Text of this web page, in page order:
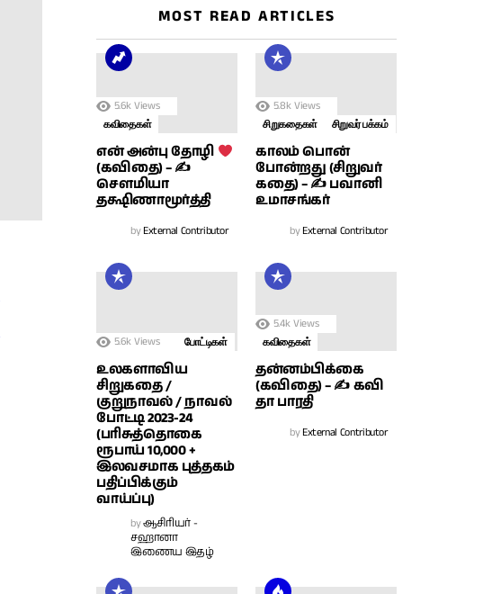
MOST READ ARTICLES
5.6k Views
கவிதைகள்
என் அன்பு தோழி
(கவிதை) – ✍
சௌமியா
தக்ஷிணாமூர்த்தி
byExternal Contributor
5.8k Views
சிறுகதைகள் சிறுவர் பக்கம்
காலம் பொன்
போன்றது (சிறுவர்
கதை) – ✍ பவானி
உமாசங்கர்
byExternal Contributor
5.6k Views போட்டிகள்
உலகளாவிய
சிறுகதை /
குறுநாவல் / நாவல்
போட்டி 2023-24
(பரிசுத்தொகை
ரூபாய் 10,000 +
இலவசமாக புத்தகம்
பதிப்பிக்கும்
வாய்ப்பு)
byஆசிரியர் -
சஹானா
இணைய இதழ்
5.4k Views
கவிதைகள்
தன்னம்பிக்கை
(கவிதை) – ✍ கவி
தா பாரதி
byExternal Contributor